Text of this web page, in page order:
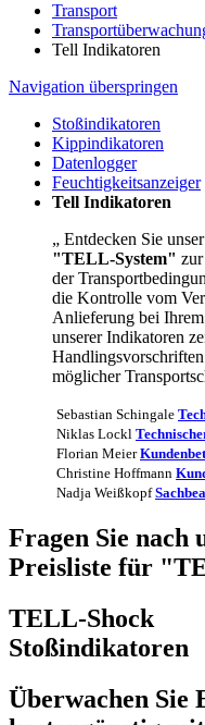
Transport
Tell Indikatoren
Navigation überspringen
Stoßindikatoren
Kippindikatoren
Datenlogger
Feuchtigkeitsanzeiger
Tell Indikatoren
„ Entdecken Sie unser
"TELL-System" zur
der
die Kontrolle vom
Anlieferung bei
unserer Indikatoren
möglicher
Sebastian Schingale
Niklas Lockl
Florian Meier
Christine Hoffmann
Nadja Weißkopf
Fragen Sie nach
Preisliste für
TELL-Shock
Stoß­indikatoren
Überwachen Sie